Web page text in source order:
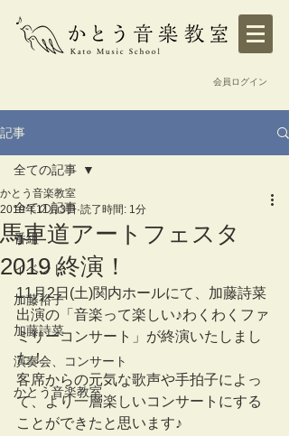
会員ログイン
記事
全ての記事
番組
イベント
加藤裕子
加藤詩菜
演奏会、コンサート
かとう音楽教室
全ての記事
馬車道アートフェスタ
2019 終演！
かとう音楽教室
2019年11月3日 読了時間: 1分
11月2日(土)関内ホールにて、加藤詩菜
出演の「音楽って楽しい♪わくわくファ
ミリーコンサート」が終演いたしまし
た！
客席からの元気な歌声や手拍子によっ
て、より一層楽しいコンサートにする
ことができたと思います♪